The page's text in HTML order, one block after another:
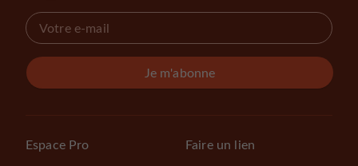
Je m'abonne
Espace Pro Faire un lien